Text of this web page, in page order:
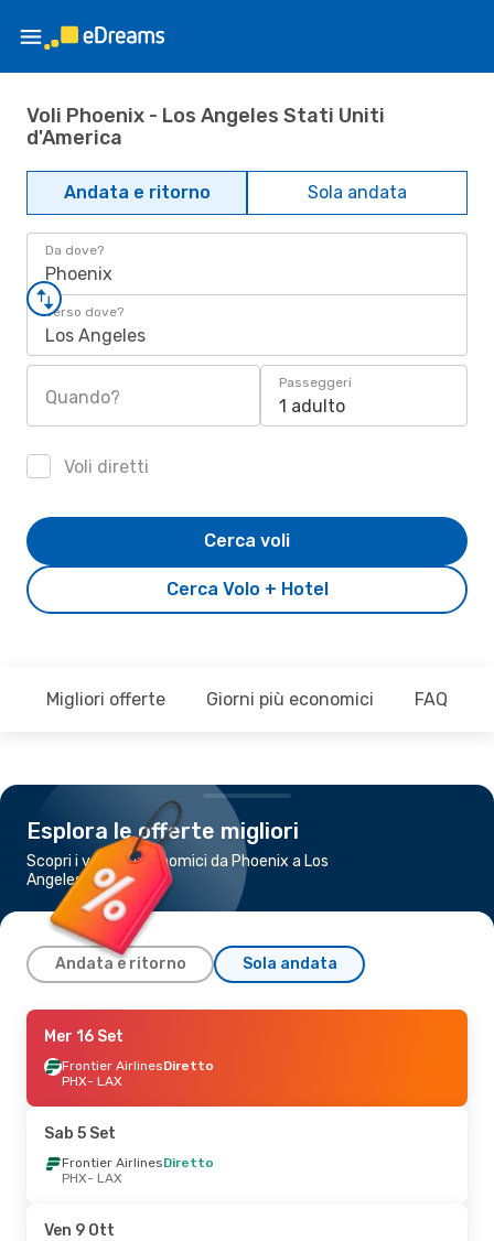
Voli Phoenix - Los Angeles Stati Uniti
d'America
Andata e ritorno Sola andata
Da dove?
Phoenix
Verso dove?
Los Angeles
Quando?
Passeggeri
1 adulto
Voli diretti
Cerca Volo + Hotel
Cerca voli
Migliori offerte Giorni più economici FAQ
Esplora le offerte migliori
Scopri i voli più economici da Phoenix a Los
Angeles
Andata e ritorno Sola andata
Sab 5 Set- Lun 7 Set
Frontier Airlines
Diretto
Frontier Airlines
Diretto
LAX - PHX
Mer 16 Set
Frontier AirlinesDiretto
PHX- LAX
Sab 5 Set
Frontier AirlinesDiretto
PHX- LAX
Ven 9 Ott